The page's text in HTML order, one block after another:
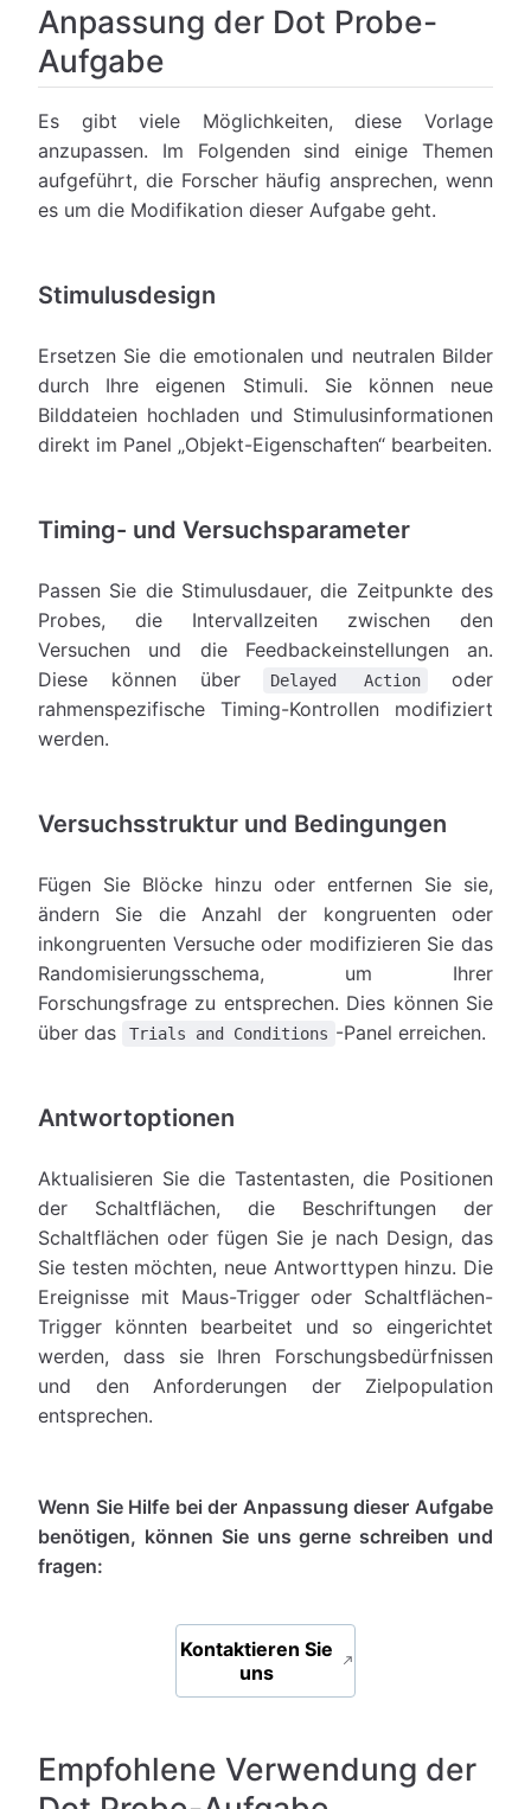
Anpassung der Dot Probe-
Aufgabe
Es gibt viele Möglichkeiten, diese Vorlage
anzupassen. Im Folgenden sind einige Themen
aufgeführt, die Forscher häufig ansprechen, wenn
es um die Modifikation dieser Aufgabe geht.
Stimulusdesign
Ersetzen Sie die emotionalen und neutralen Bilder
durch Ihre eigenen Stimuli. Sie können neue
Bilddateien hochladen und Stimulusinformationen
direkt im Panel „Objekt-Eigenschaften“ bearbeiten.
Timing- und Versuchsparameter
Passen Sie die Stimulusdauer, die Zeitpunkte des
Probes, die Intervallzeiten zwischen den
Versuchen und die Feedbackeinstellungen an.
Diese können über
Delayed Action
oder
rahmenspezifische Timing-Kontrollen modifiziert
werden.
Versuchsstruktur und Bedingungen
Fügen Sie Blöcke hinzu oder entfernen Sie sie,
ändern Sie die Anzahl der kongruenten oder
inkongruenten Versuche oder modifizieren Sie das
Randomisierungsschema, um Ihrer
Forschungsfrage zu entsprechen. Dies können Sie
über das
Trials and Conditions -Panel erreichen.
Antwortoptionen
Aktualisieren Sie die Tastentasten, die Positionen
der Schaltflächen, die Beschriftungen der
Schaltflächen oder fügen Sie je nach Design, das
Sie testen möchten, neue Antworttypen hinzu. Die
Ereignisse mit Maus-Trigger oder Schaltflächen-
Trigger könnten bearbeitet und so eingerichtet
werden, dass sie Ihren Forschungsbedürfnissen
und den Anforderungen der Zielpopulation
entsprechen.
Wenn Sie Hilfe bei der Anpassung dieser Aufgabe
benötigen, können Sie uns gerne schreiben und
fragen:
Kontaktieren Sie
uns
Empfohlene Verwendung der